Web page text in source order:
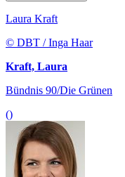
Laura Kraft
© DBT / Inga Haar
Kraft, Laura
Bündnis 90/Die Grünen
()